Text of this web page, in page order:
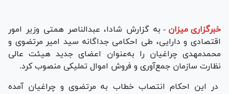
خبرگزاری میزان - به گزارش شادا، عبدالناصر همتی وزیر امور
اقتصادی و دارایی، طی احکامی جداگانه سید امیر مرتضوی و
محمدمهدی چراغیان را به‌عنوان اعضای جدید هیئت عالی
نظارت سازمان جمع‌آوری و فروش اموال تملیکی منصوب کرد.
در این احکام انتصاب خطاب به مرتضوی و چراغیان آمده